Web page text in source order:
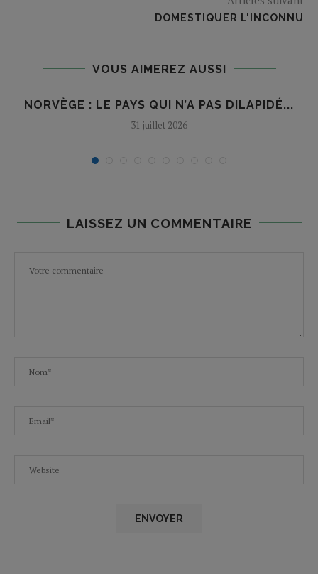
DOMESTIQUER L'INCONNU
VOUS AIMEREZ AUSSI
NORVÈGE : LE PAYS QUI N’A PAS DILAPIDÉ...
31 juillet 2026
LAISSEZ UN COMMENTAIRE